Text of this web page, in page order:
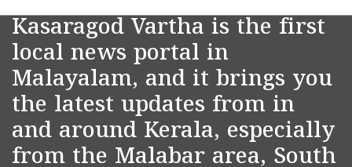
Kasaragod Vartha is the first
local news portal in
Malayalam, and it brings you
the latest updates from in
and around Kerala, especially
from the Malabar area, South